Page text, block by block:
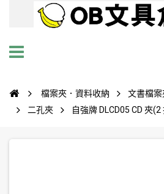
檔案夾．資料收納 文書檔案
二孔夾
自強牌 DLCD05 CD 夾(2